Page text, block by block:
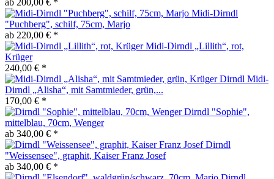
Midi-Dirndl
"Puchberg", schilf, 75cm, Marjo
ab 220,00 € *
Midi-Dirndl „Lillith“, rot,
Krüger
240,00 € *
Midi-
Dirndl „Alisha“, mit Samtmieder, grün,...
170,00 € *
Dirndl "Sophie",
mittelblau, 70cm, Wenger
ab 340,00 € *
Dirndl
"Weissensee", graphit, Kaiser Franz Josef
ab 340,00 € *